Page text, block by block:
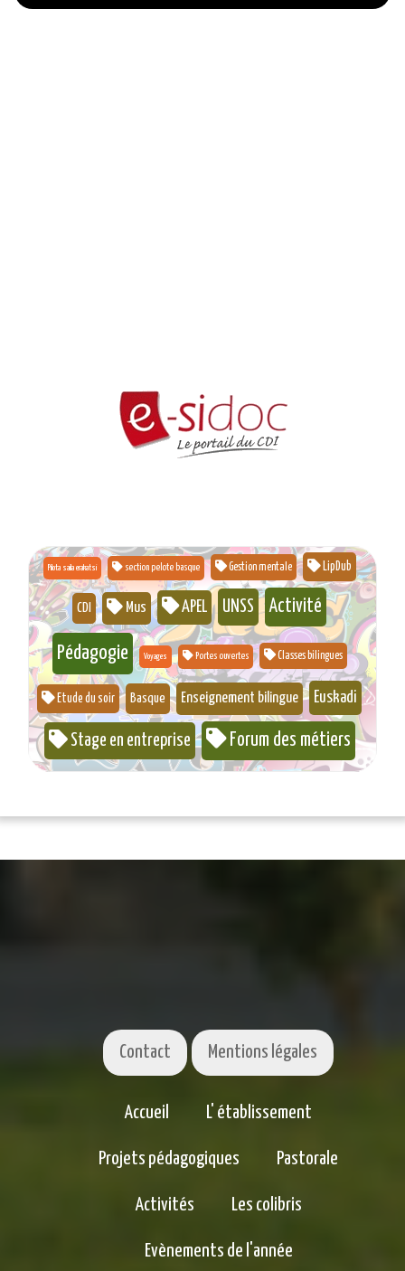
Pilota saila erakatsi section pelote basque Gestion mentale LipDub
CDI Mus APEL UNSS Activité
Pédagogie Voyages Portes ouvertes Classes bilingues
Etude du soir Basque Enseignement bilingue Euskadi
Stage en entreprise Forum des métiers
Contact Mentions légales
Accueil L' établissement
Projets pédagogiques Pastorale
Activités Les colibris
Evènements de l'année